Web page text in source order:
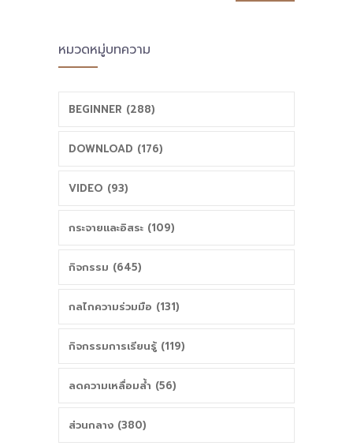
หมวดหมู่บทความ
BEGINNER (288)
DOWNLOAD (176)
VIDEO (93)
กระจายและอิสระ (109)
กิจกรรม (645)
กลไกความร่วมมือ (131)
กิจกรรมการเรียนรู้ (119)
ลดความเหลื่อมล้ำ (56)
ส่วนกลาง (380)